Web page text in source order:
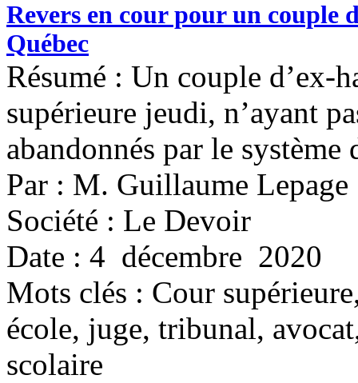
Revers en cour pour un couple
Québec
Résumé : Un couple d’ex-
supérieure jeudi, n’ayant
abandonnés par le système
Par : M. Guillaume Lepage
Société : Le Devoir
Date : 4 décembre 2020
Mots clés : Cour
école, juge, tribunal,
scolaire